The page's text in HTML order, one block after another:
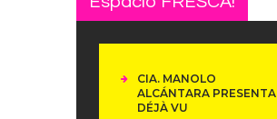
CIA. MANOLO
ALCÁNTARA PRESENTA
DÉJÀ VU